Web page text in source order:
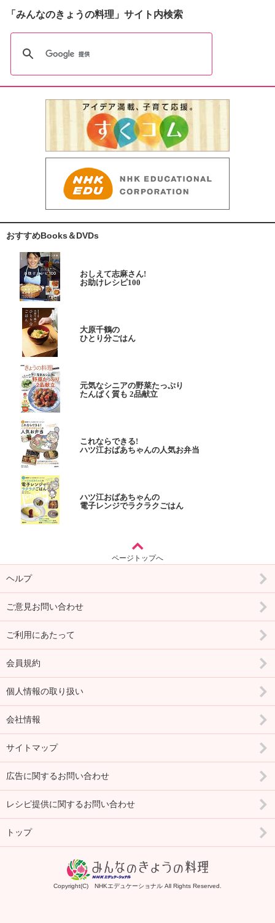
「みんなのきょうの料理」サイト内検索
おすすめBooks＆DVDs
おしえて志麻さん!
お助けレシピ100
大原千鶴の
ひとり分ごはん
元気なシニアの野菜たっぷり
たんぱく質も 2品献立
これならできる!
ハツ江おばあちゃんの人気お弁当
ハツ江おばあちゃんの
電子レンジでラクラクごはん
ページトップへ
ヘルプ
ご意見お問い合わせ
ご利用にあたって
会員規約
個人情報の取り扱い
会社情報
サイトマップ
広告に関するお問い合わせ
レシピ提供に関するお問い合わせ
トップ
Copyright(C) NHKエデュケーショナル All Rights Reserved.